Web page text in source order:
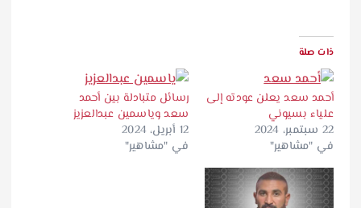
ذات صلة
أحمد سعد يعلن عودته إلى
علياء بسيوني
22 سبتمبر، 2024
في "مشاهير"
رسائل متبادلة بين أحمد
سعد وياسمين عبدالعزيز
12 أبريل، 2024
في "مشاهير"